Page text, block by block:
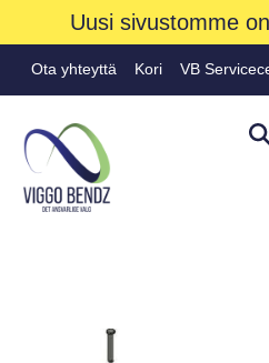
Uusi sivustomme
Ota yhteyttä Kori VB